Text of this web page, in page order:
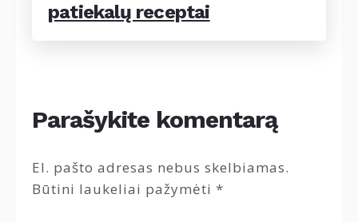
patiekalų receptai
Parašykite komentarą
El. pašto adresas nebus skelbiamas.
Būtini laukeliai pažymėti *